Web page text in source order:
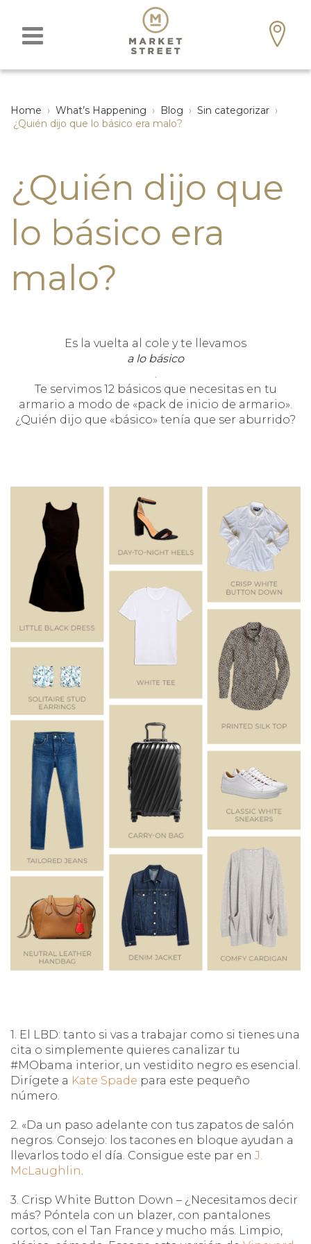
Home › What’s Happening › Blog › Sin categorizar ›
¿Quién dijo que lo básico era malo?
¿Quién dijo que
lo básico era
malo?
Es la vuelta al cole y te llevamos
a lo básico
.
Te servimos 12 básicos que necesitas en tu
armario a modo de «pack de inicio de armario».
¿Quién dijo que «básico» tenía que ser aburrido?
1. El LBD: tanto si vas a trabajar como si tienes una
cita o simplemente quieres canalizar tu
#MObama interior, un vestidito negro es esencial.
Dirígete a Kate Spade para este pequeño
número.
2. «Da un paso adelante con tus zapatos de salón
negros. Consejo: los tacones en bloque ayudan a
llevarlos todo el día. Consigue este par en J.
McLaughlin
3. Crisp White Button Down – ¿Necesitamos decir
más? Póntela con un blazer, con pantalones
cortos, con el Tan France y mucho más. Limpio,